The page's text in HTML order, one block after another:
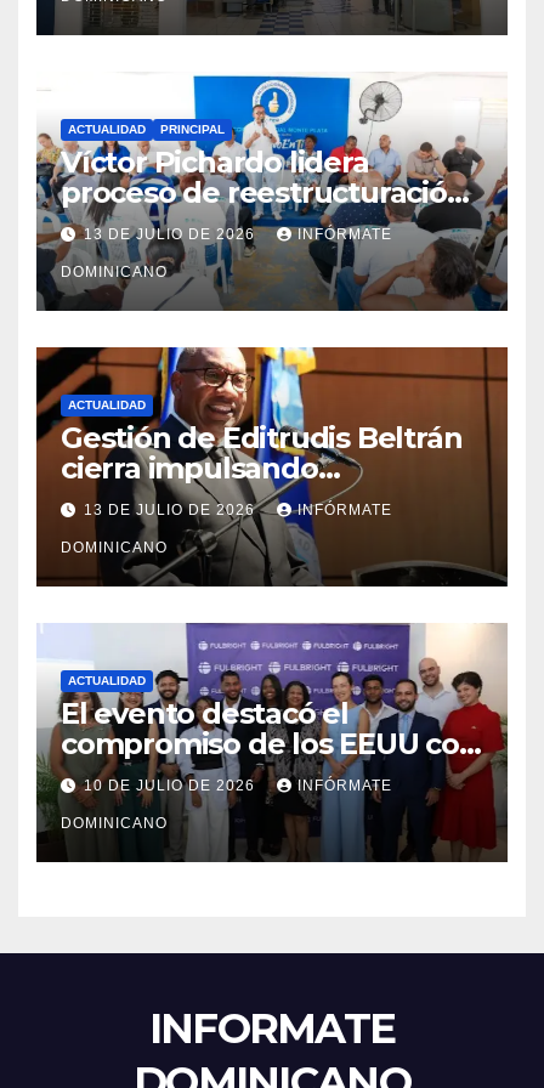
ACTUALIDAD PRINCIPAL
Víctor Pichardo lidera
proceso de reestructuración
y fortalecimiento del PRM en
Monte Plata
13 DE JULIO DE 2026 INFÓRMATE
DOMINICANO
ACTUALIDAD
Gestión de Editrudis Beltrán
cierra impulsando
modernización, expansión y
transformación institucional
13 DE JULIO DE 2026 INFÓRMATE
DOMINICANO
ACTUALIDAD
El evento destacó el
compromiso de los EEUU con
el liderazgo, la innovación y la
excelencia académica por
más de ocho décadas.
10 DE JULIO DE 2026 INFÓRMATE
DOMINICANO
INFORMATE